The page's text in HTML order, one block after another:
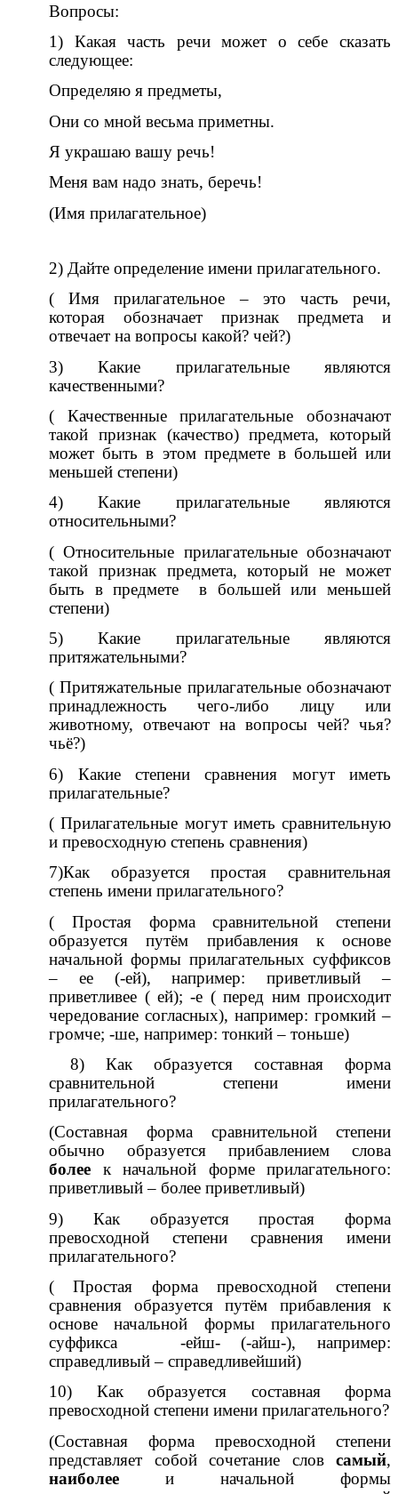
Вопросы:
1) Какая часть речи может о себе сказать
следующее:
Определяю я предметы,
Они со мной весьма приметны.
Я украшаю вашу речь!
Меня вам надо знать, беречь!
(Имя прилагательное)
2) Дайте определение имени прилагательного.
( Имя прилагательное – это часть речи,
которая обозначает признак предмета и
отвечает на вопросы какой? чей?)
3) Какие прилагательные являются
качественными?
( Качественные прилагательные обозначают
такой признак (качество) предмета, который
может быть в этом предмете в большей или
меньшей степени)
4) Какие прилагательные являются
относительными?
( Относительные прилагательные обозначают
такой признак предмета, который не может
быть в предмете в большей или меньшей
степени)
5) Какие прилагательные являются
притяжательными?
( Притяжательные прилагательные обозначают
принадлежность чего-либо лицу или
животному, отвечают на вопросы чей? чья?
чьё?)
6) Какие степени сравнения могут иметь
прилагательные?
( Прилагательные могут иметь сравнительную
и превосходную степень сравнения)
7)Как образуется простая сравнительная
степень имени прилагательного?
( Простая форма сравнительной степени
образуется путём прибавления к основе
начальной формы прилагательных суффиксов
– ее (-ей), например: приветливый –
приветливее ( ей); -е ( перед ним происходит
чередование согласных), например: громкий –
громче; -ше, например: тонкий – тоньше)
8) Как образуется составная форма
сравнительной степени имени
прилагательного?
(Составная форма сравнительной степени
обычно образуется прибавлением слова
более к начальной форме прилагательного:
приветливый – более приветливый)
9) Как образуется простая форма
превосходной степени сравнения имени
прилагательного?
( Простая форма превосходной степени
сравнения образуется путём прибавления к
основе начальной формы прилагательного
суффикса -ейш- (-айш-), например:
справедливый – справедливейший)
10) Как образуется составная форма
превосходной степени имени прилагательного?
(Составная форма превосходной степени
представляет собой сочетание слов самый,
наиболее и начальной формы